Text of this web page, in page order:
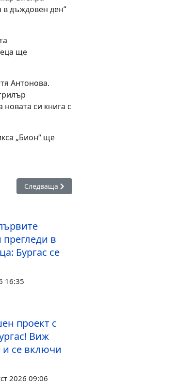
в дъждовен ден“
ще
Антонова.
си книга с
„Бион“ ще
съвещание на жп релси"
Следваща статия: Тони Димитрова и Милена
Следваща
в
Бургас се
16:35
проект с
Виж
се включи
2026 09:06